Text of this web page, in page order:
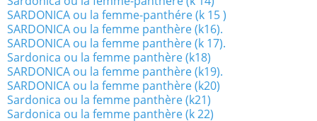
SARDONICA ou la femme-panthére (k 15 )
SARDONICA ou la femme panthère (k16).
SARDONICA ou la femme panthère (k 17).
Sardonica ou la femme panthère (k18)
SARDONICA ou la femme panthère (k19).
SARDONICA ou la femme panthère (k20)
Sardonica ou la femme panthère (k21)
Sardonica ou la femme panthère (k 22)